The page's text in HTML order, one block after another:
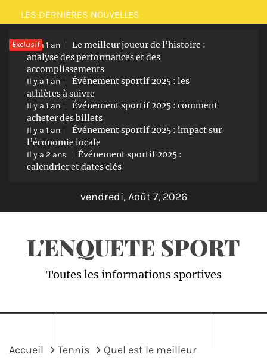
Passer
au
contenu
LES DERNIÈRES NOUVELLES
ExclusifIl y a 1 an
Le meilleur joueur de l’histoire :
analyse des performances et des
accomplissements
Il y a 1 an
Événement sportif 2025 : les
athlètes à suivre
Il y a 1 an
Événement sportif 2025 : comment
acheter des billets
Il y a 1 an
Événement sportif 2025 : impact sur
l’économie locale
Il y a 2 ans
Événement sportif 2025 :
calendrier et dates clés
vendredi, Août 7, 2026
L'ENQUETE SPORT
Toutes les informations sportives
Accueil Tennis
Quel est le meilleur